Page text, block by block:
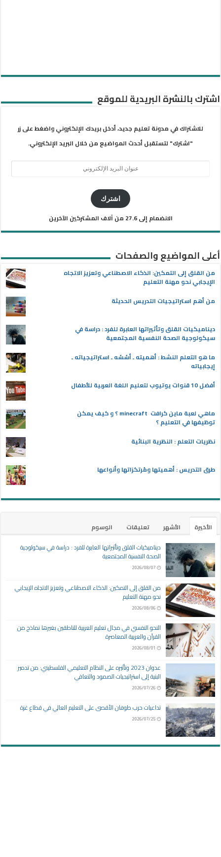
اشترك بالنشرة البريدية للموقع
للاشتراك في مدونة تعليم جديد، أدخل بريدك الإلكتروني واضغط على زر
"اشترك" لتستقبل أحدث المواضيع من خلال البريد الإلكتروني.
اشترك
الانضمام إلى 27.6 من آلاف المشتركين الآخرين
أعلى المواضيع والصفحات
من القلق إلى التمكين: الذكاء الاصطناعي وتعزيز الاتجاه
الإيجابي نحو مهنة التعليم
من أهم استراتيجيات التدريس الحديثة
ديناميكيات القلق وتأثيراتها العابرة للفرد : دراسة في
سيكولوجية الصحة النفسية المجتمعية
ما هو التعلم النشط : أهميته ـ أسُسُه ـ استراتيجياته ـ
إيجابياته
أفضل 10 قنوات يوتيوب لتعليم اللغة العربية للأطفال
ماهي لعبة ماين كرافت minecraft ؟ و كيف يمكن
توظيفها في التعليم ؟
نظريات التعلم : النظرية البنائية
طرق التدريس : أهميتها ومُرتكزاتها وأنواعها
الأخيرة الأشهر تعليقات
الوسوم
ديناميكيات القلق وتأثيراتها العابرة للفرد : دراسة في سيكولوجية
الصحة النفسية المجتمعية
2026/08/07
من القلق إلى التمكين: الذكاء الاصطناعي وتعزيز الاتجاه الإيجابي
نحو مهنة التعليم
2026/08/06
النحو النفسي في مجال تعليم العربية للناطقين بغيرها نماذج من
القرآن والعربية المعاصرة
2026/08/01
عدوان 2023 وتأثيره على النظام التعليمي الفلسطيني: من تدمير
البنية إلى استراتيجيات الصمود والتعافي
2026/07/26
تداعيات حرب طوفان الأقصى على التعليم العالي في قطاع غزة
2026/07/25